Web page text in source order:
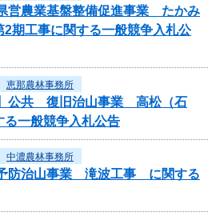
営農業基盤整備促進事業 たかみ
期工事に関する一般競争入札公
恵那農林事務所
】公共 復旧治山事業 高松（石
る一般競争入札公告
中濃農林事務所
予防治山事業 滝波工事 に関する